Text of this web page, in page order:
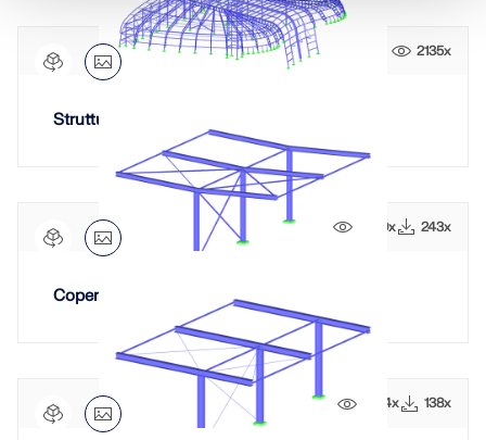
2135x
Struttura in acciaio con telai Vierendeel
2459x 243x
Copertura della stazione di servizio
1464x 138x